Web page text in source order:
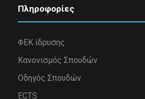
Πληροφορίες
ΦΕΚ ίδρυσης
Κανονισμός Σπουδών
Οδηγός Σπουδών
ECTS